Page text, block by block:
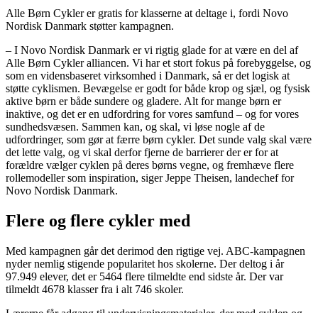
Alle Børn Cykler er gratis for klasserne at deltage i, fordi Novo
Nordisk Danmark støtter kampagnen.
– I Novo Nordisk Danmark er vi rigtig glade for at være en del af
Alle Børn Cykler alliancen. Vi har et stort fokus på forebyggelse, og
som en vidensbaseret virksomhed i Danmark, så er det logisk at
støtte cyklismen. Bevægelse er godt for både krop og sjæl, og fysisk
aktive børn er både sundere og gladere. Alt for mange børn er
inaktive, og det er en udfordring for vores samfund – og for vores
sundhedsvæsen. Sammen kan, og skal, vi løse nogle af de
udfordringer, som gør at færre børn cykler. Det sunde valg skal være
det lette valg, og vi skal derfor fjerne de barrierer der er for at
forældre vælger cyklen på deres børns vegne, og fremhæve flere
rollemodeller som inspiration, siger Jeppe Theisen, landechef for
Novo Nordisk Danmark.
Flere og flere cykler med
Med kampagnen går det derimod den rigtige vej. ABC-kampagnen
nyder nemlig stigende popularitet hos skolerne. Der deltog i år
97.949 elever, det er 5464 flere tilmeldte end sidste år. Der var
tilmeldt 4678 klasser fra i alt 746 skoler.